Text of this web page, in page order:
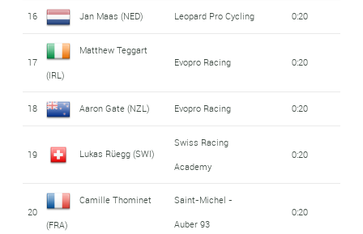
16 Jan Maas (NED) Leopard Pro Cycling 0:20
17
Matthew Teggart
(IRL)
Evopro Racing 0:20
18 Aaron Gate (NZL) Evopro Racing 0:20
19 Lukas Rüegg (SWI)
Swiss Racing
Academy
0:20
20
Camille Thominet
(FRA)
Saint-Michel -
Auber 93
0:20